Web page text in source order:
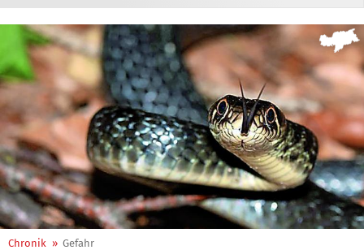
Chronik » Gefahr